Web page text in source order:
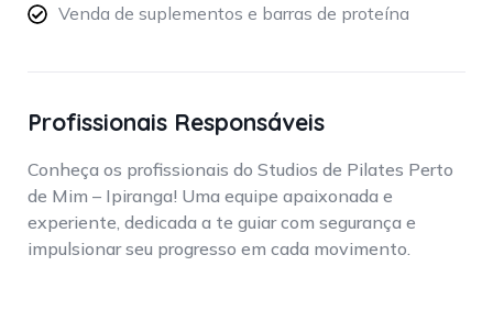
Venda de suplementos e barras de proteína
Profissionais Responsáveis
Conheça os profissionais do Studios de Pilates Perto
de Mim – Ipiranga! Uma equipe apaixonada e
experiente, dedicada a te guiar com segurança e
impulsionar seu progresso em cada movimento.